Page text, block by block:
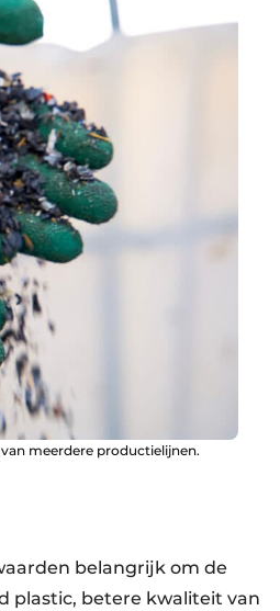
meerdere productielijnen.
belangrijk om de
plastic, betere kwaliteit van